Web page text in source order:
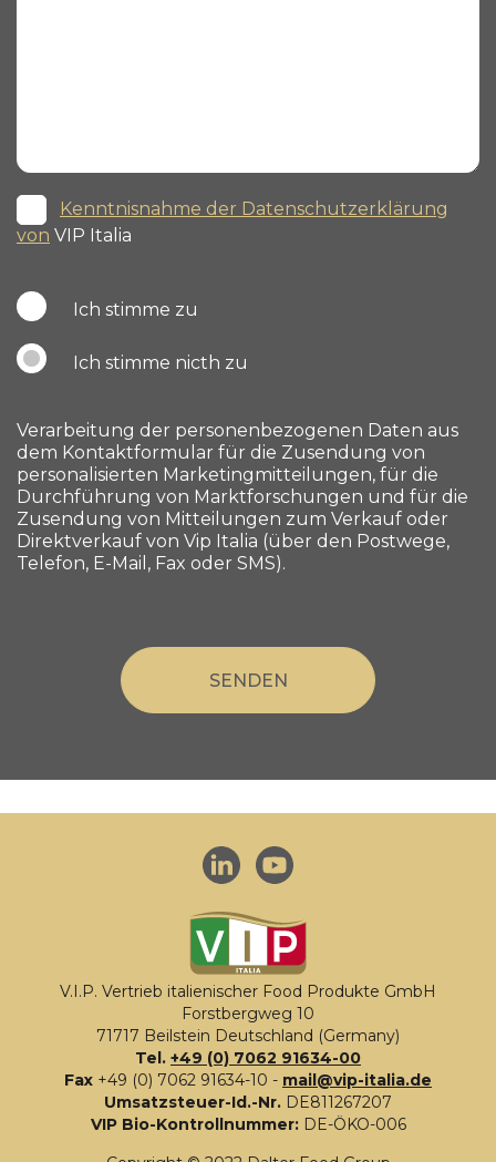
Kenntnisnahme der Datenschutzerklärung
von VIP Italia
Ich stimme zu
Ich stimme nicth zu
Verarbeitung der personenbezogenen Daten aus
dem Kontaktformular für die Zusendung von
personalisierten Marketingmitteilungen, für die
Durchführung von Marktforschungen und für die
Zusendung von Mitteilungen zum Verkauf oder
Direktverkauf von Vip Italia (über den Postwege,
Telefon, E-Mail, Fax oder SMS).
V.I.P. Vertrieb italienischer Food Produkte GmbH
Forstbergweg 10
71717 Beilstein Deutschland (Germany)
Tel. +49 (0) 7062 91634-00
Fax +49 (0) 7062 91634-10 - mail@vip-italia.de
Umsatzsteuer-Id.-Nr. DE811267207
VIP Bio-Kontrollnummer:DE-ÖKO-006